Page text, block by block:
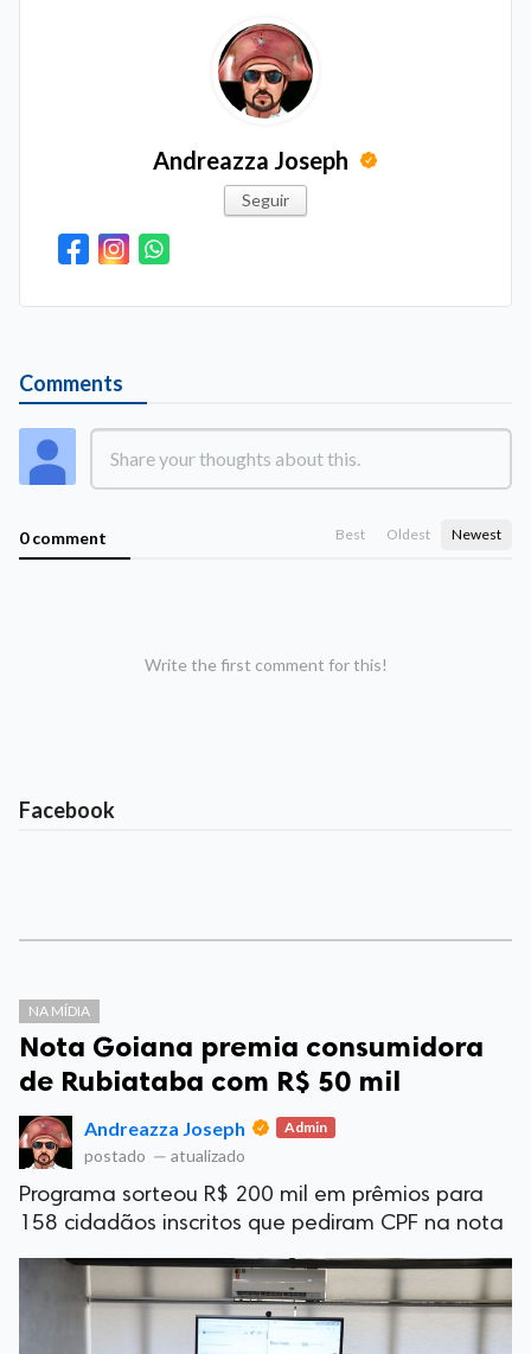
Andreazza Joseph
Seguir
Comments
0 comment Best Oldest Newest
Write the first comment for this!
Facebook
NA MÍDIA
Nota Goiana premia consumidora
de Rubiataba com R$ 50 mil
Andreazza Joseph Admin
postado — atualizado
Programa sorteou R$ 200 mil em prêmios para
158 cidadãos inscritos que pediram CPF na nota